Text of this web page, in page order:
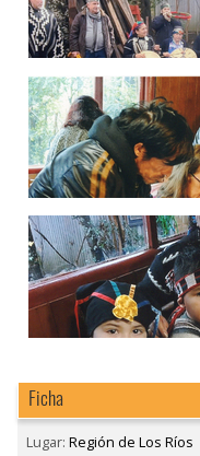
Ficha
Lugar: Región de Los Ríos